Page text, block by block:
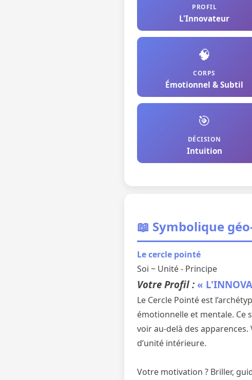
PROFIL
L'Innovateur
🧠
CORPS
Émotionnel & Subtil
🎯
DÉCISION
Intuition
📖 Symbolique
Le cercle pointé
Soi ~ Unité - Principe
Votre Profil : «
Le Cercle Pointé est
émotionnelle et mentale. Ce
voir au-delà des apparences.
d’unité intérieure.
Votre motivation ? Briller,